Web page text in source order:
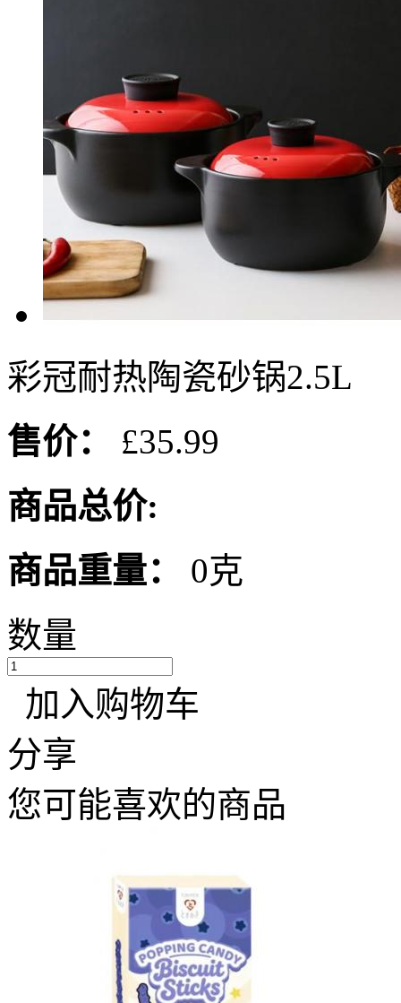
彩冠耐热陶瓷砂锅2.5L
售价：
£35.99
商品总价:
商品重量：
0克
数量
加入购物车
分享
您可能喜欢的商品